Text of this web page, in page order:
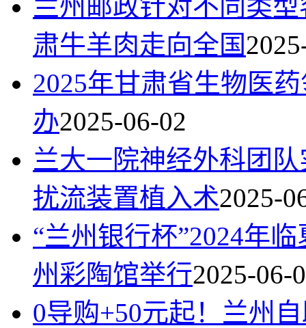
兰州邮政针对不同类
肃牛羊肉走向全国
2025年甘肃省生物医
办2025-06-02
兰大一院神经外科团
扰流装置植入术2025-
“兰州银行杯”2024年
州彩陶馆举行2025-06-
0导购+50元起！兰州